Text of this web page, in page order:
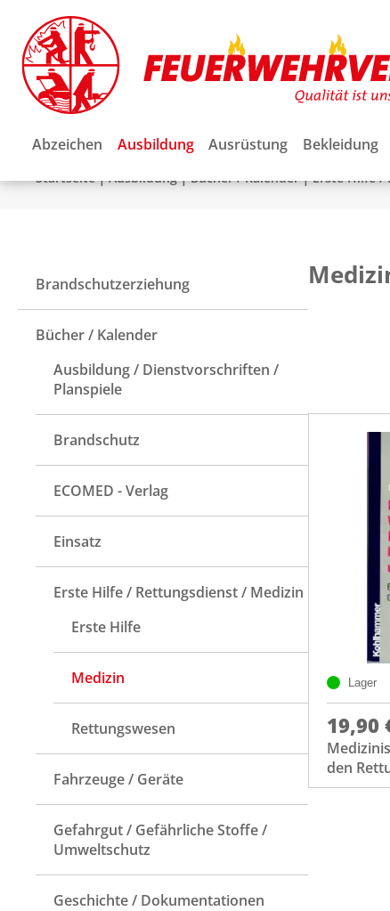
Abzeichen Ausbildung Ausrüstung Bekleidung
Startseite|Ausbildung|Bücher / Kalender|Erste Hilfe /
Brandschutzerziehung
Bücher / Kalender
Ausbildung / Dienstvorschriften /
Planspiele
Brandschutz
ECOMED - Verlag
Einsatz
Erste Hilfe / Rettungsdienst / Medizin
Erste Hilfe
Medizin
Rettungswesen
Fahrzeuge / Geräte
Gefahrgut / Gefährliche Stoffe /
Umweltschutz
Geschichte / Dokumentationen
Lager
19,90
den